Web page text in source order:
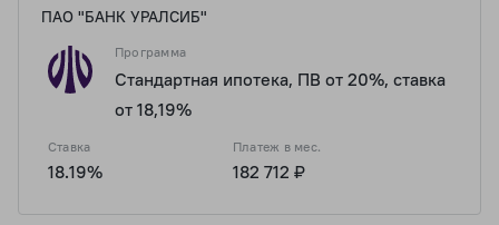
ПАО "БАНК УРАЛСИБ"
Программа
Стандартная ипотека, ПВ от 20%, ставка
от 18,19%
Ставка
18.19%
Платеж в мес.
182 712 ₽